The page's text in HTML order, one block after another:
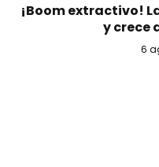
¡Boom extractivo!
y crece
6